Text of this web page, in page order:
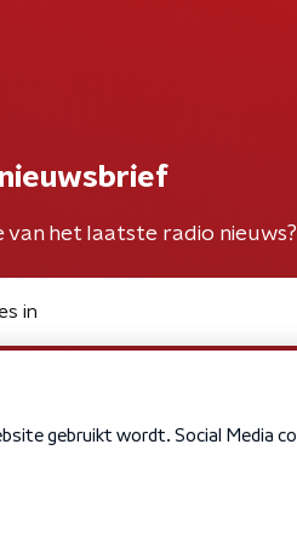
nieuwsbrief
het laatste radio nieuws?